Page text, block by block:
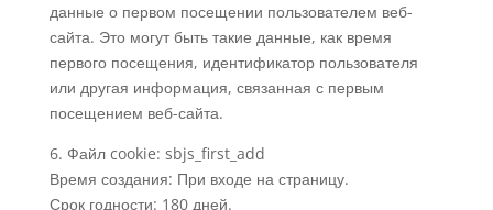
данные о первом посещении пользователем веб-
сайта. Это могут быть такие данные, как время
первого посещения, идентификатор пользователя
или другая информация, связанная с первым
посещением веб-сайта.
6. Файл cookie: sbjs_first_add
Время создания: При входе на страницу.
Срок годности: 180 дней.